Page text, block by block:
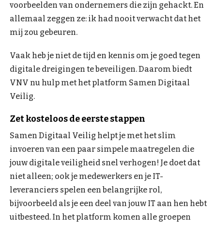
voorbeelden van ondernemers die zijn gehackt. En
allemaal zeggen ze: ik had nooit verwacht dat het
mij zou gebeuren.
Vaak heb je niet de tijd en kennis om je goed tegen
digitale dreigingen te beveiligen. Daarom biedt
VNV nu hulp met het platform Samen Digitaal
Veilig.
Zet kosteloos de eerste stappen
Samen Digitaal Veilig helpt je met het slim
invoeren van een paar simpele maatregelen die
jouw digitale veiligheid snel verhogen! Je doet dat
niet alleen; ook je medewerkers en je IT-
leveranciers spelen een belangrijke rol,
bijvoorbeeld als je een deel van jouw IT aan hen hebt
uitbesteed. In het platform komen alle groepen